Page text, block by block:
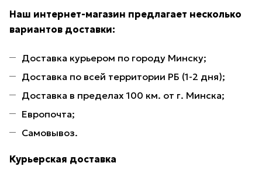
Наш интернет-магазин предлагает несколько
вариантов доставки:
Доставка курьером по городу Минску;
Доставка по всей территории РБ (1-2 дня);
Доставка в пределах 100 км. от г. Минска;
Европочта;
Самовывоз.
Курьерская доставка